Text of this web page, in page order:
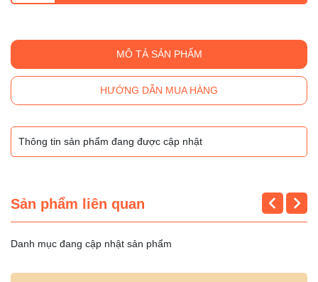
MÔ TẢ SẢN PHẨM
HƯỚNG DẪN MUA HÀNG
Thông tin sản phẩm đang được cập nhật
Sản phẩm liên quan
Danh mục đang cập nhật sản phẩm